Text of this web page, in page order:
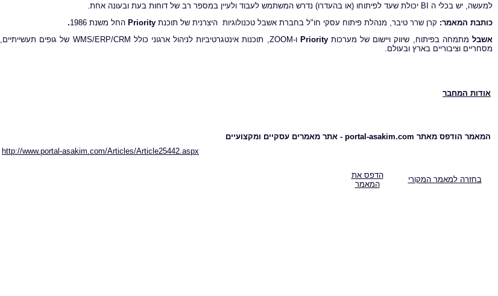
למעשה, יש בכלי ה BI יכולת שעד לפיתוחו (או בהעדרו) נדרש המשתמש לעבוד ולעיין במספר רב של דוחות בעת ובעונה אחת.
כותבת המאמר: קרן שרר טיבר, מנהלת פיתוח עסקי חו"ל בחברת אשבל טכנולוגיות היצרנית של תוכנת Priority החל משנת 1986
.
אשבל מתמחה בפיתוח, שיווק ויישום של מערכותPriority
ו-ZOOM, תוכנות אינטגרטיביות לניהול ארגוני כולל WMS/ERP/CRM של גופים תעשייתיים,
מסחריים וציבוריים בארץ ובעולם.
אודות המחבר
המאמר הודפס מאתר portal-asakim.com - אתר מאמרים עסקיים ומקצועיים
http://www.portal-asakim.com/Articles/Article25442.aspx
בחזרה למאמר המקורי
הדפס את
המאמר